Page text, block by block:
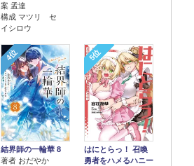
案 孟達
構成 マツリ セ
イシロウ
4位
結界師の一輪華 8
著者 おだやか
5位
はにとらっ！ 召喚
勇者をハメるハニー